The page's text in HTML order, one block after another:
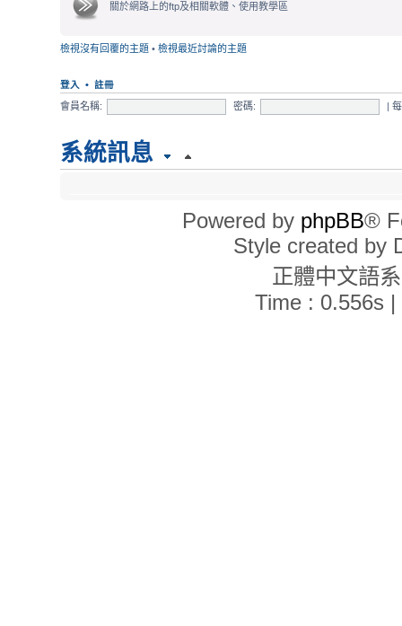
關於網路上的ftp及相關軟體、使用教學區
檢視沒有回覆的主題 • 檢視最近討論的主題
登入 • 註冊
會員名稱:
密碼: |
系統訊息
所有顯示的時間為 UTC + 8 小時
現在的時間是 2026年 8月 9日, 16:13
位使用者：0 位註冊會員、0 位隱形會員和 34 位訪客 (這些資料
2026年 3月 7日, 22:20
Powered by phpBB®
Style created by
正體中文語
Time : 0.556s